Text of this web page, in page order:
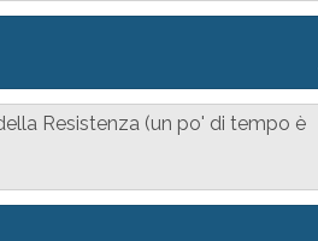
Resistenza (un po' di tempo è